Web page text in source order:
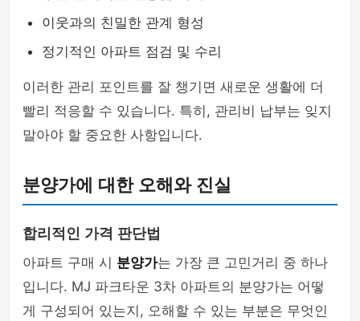
이웃과의 친밀한 관계 형성
정기적인 아파트 점검 및 수리
이러한 관리 포인트를 잘 챙기면 새로운 생활에 더
빨리 적응할 수 있습니다. 특히, 관리비 납부는 잊지
말아야 할 중요한 사항입니다.
분양가에 대한 오해와 진실
합리적인 가격 판단법
아파트 구매 시 분양가는 가장 큰 고민거리 중 하나
입니다. MJ 파크타운 3차 아파트의 분양가는 어떻
게 구성되어 있는지, 오해할 수 있는 부분은 무엇인